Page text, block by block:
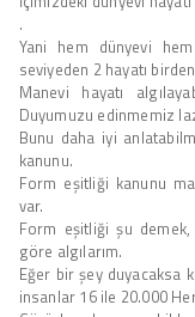
.
Yani hem dünyevi
seviyeden 2 hayatı
Manevi hayatı
Duyumuzu edinmemiz
Bunu daha iyi
kanunu.
Form eşitliği kanunu
var.
Form eşitliği şu demek,
göre algılarım.
Eğer bir şey duyacaksa
insanlar 16 ile 20.000